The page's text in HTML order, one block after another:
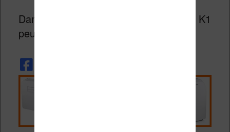
Dans ce cas, peut être que ce Kingrow K1
peut vous être utile…